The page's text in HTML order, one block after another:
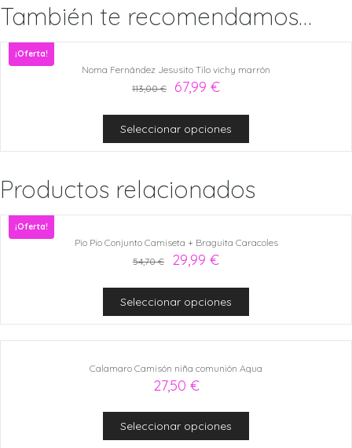
También te recomendamos…
¡Oferta!
Noma Fernández Jesusito Tilo vichy marrón
113,00€ 67,99 €
Seleccionar opciones
Productos relacionados
¡Oferta!
Pio Pio Conjunto Camiseta + Braguita Caracoles
54,70€ 29,99 €
Seleccionar opciones
Calamaro Camisón niña comunión Aqua
27,50 €
Seleccionar opciones